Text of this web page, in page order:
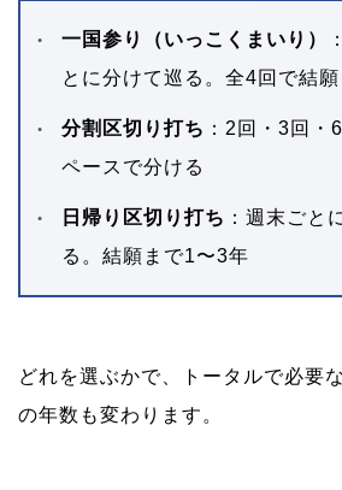
一国参り（いっこくまいり）
とに分けて巡る。全4回で結願
分割区切り打ち ：2回・3回・
ペースで分ける
日帰り区切り打ち ：週末ごと
る。結願まで1〜3年
どれを選ぶかで、トータルで必要
の年数も変わります。